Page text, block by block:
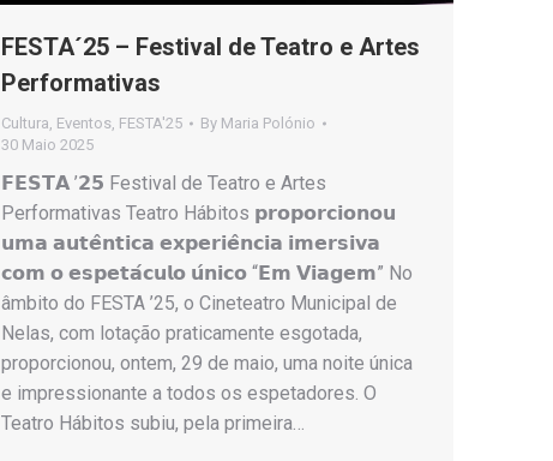
FESTA´25 – Festival de Teatro e Artes
Performativas
Cultura Eventos FESTA'25 By Maria Polónio
30 Maio 2025
𝗙𝗘𝗦𝗧𝗔 ’𝟮𝟱 Festival de Teatro e Artes
Performativas Teatro Hábitos 𝗽𝗿𝗼𝗽𝗼𝗿𝗰𝗶𝗼𝗻𝗼𝘂
𝘂𝗺𝗮 𝗮𝘂𝘁𝗲̂𝗻𝘁𝗶𝗰𝗮 𝗲𝘅𝗽𝗲𝗿𝗶𝗲̂𝗻𝗰𝗶𝗮 𝗶𝗺𝗲𝗿𝘀𝗶𝘃𝗮
𝗰𝗼𝗺 𝗼 𝗲𝘀𝗽𝗲𝘁𝗮́𝗰𝘂𝗹𝗼 𝘂́𝗻𝗶𝗰𝗼 “𝗘𝗺 𝗩𝗶𝗮𝗴𝗲𝗺” No
âmbito do FESTA ’25, o Cineteatro Municipal de
Nelas, com lotação praticamente esgotada,
proporcionou, ontem, 29 de maio, uma noite única
e impressionante a todos os espetadores. O
Teatro Hábitos subiu, pela primeira…